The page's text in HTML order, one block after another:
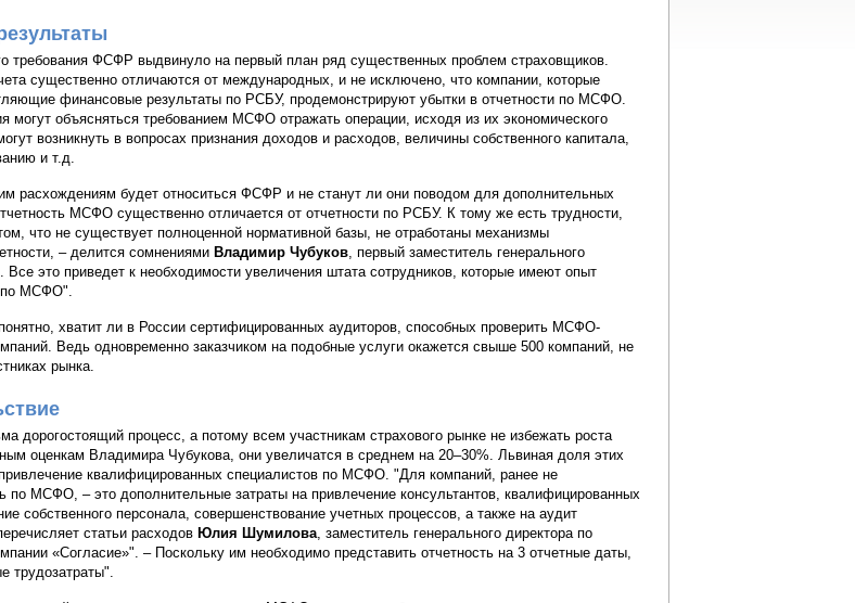
требования ФСФР выдвинуло на первый план ряд существенных проблем страховщиков.
существенно отличаются от международных, и не исключено, что компании, которые
финансовые результаты по РСБУ, продемонстрируют убытки в отчетности по МСФО.
могут объясняться требованием МСФО отражать операции, исходя из их экономического
возникнуть в вопросах признания доходов и расходов, величины собственного капитала,
и т.д.
расхождениям будет относиться ФСФР и не станут ли они поводом для дополнительных
МСФО существенно отличается от отчетности по РСБУ. К тому же есть трудности,
что не существует полноценной нормативной базы, не отработаны механизмы
– делится сомнениями Владимир Чубуков, первый заместитель генерального
это приведет к необходимости увеличения штата сотрудников, которые имеют опыт
по МСФО".
хватит ли в России сертифицированных аудиторов, способных проверить МСФО-
Ведь одновременно заказчиком на подобные услуги окажется свыше 500 компаний, не
рынка.
дорогостоящий процесс, а потому всем участникам страхового рынке не избежать роста
оценкам Владимира Чубукова, они увеличатся в среднем на 20–30%. Львиная доля этих
квалифицированных специалистов по МСФО. "Для компаний, ранее не
по МСФО, – это дополнительные затраты на привлечение консультантов, квалифицированных
собственного персонала, совершенствование учетных процессов, а также на аудит
статьи расходов Юлия Шумилова, заместитель генерального директора по
«Согласие»". – Поскольку им необходимо представить отчетность на 3 отчетные даты,
трудозатраты".